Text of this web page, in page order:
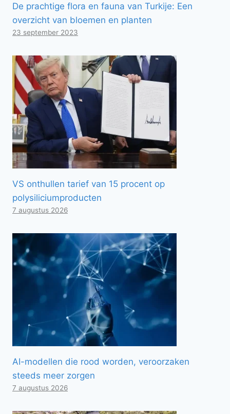
De prachtige flora en fauna van Turkije: Een
overzicht van bloemen en planten
23 september 2023
VS onthullen tarief van 15 procent op
polysiliciumproducten
7 augustus 2026
AI-modellen die rood worden, veroorzaken
steeds meer zorgen
7 augustus 2026